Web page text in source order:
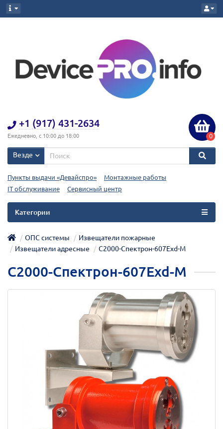
+1 (917) 431-2634
Ежедневно, с 10:00 до 18:00 0
Везде
Пункты выдачи «Девайспро»
Монтажные работы
IT обслуживание
Сервисный центр
Категории
ОПС системы
Извещатели пожарные
Извещатели адресные
С2000-Спектрон-607Exd-М
С2000-Спектрон-607Exd-М